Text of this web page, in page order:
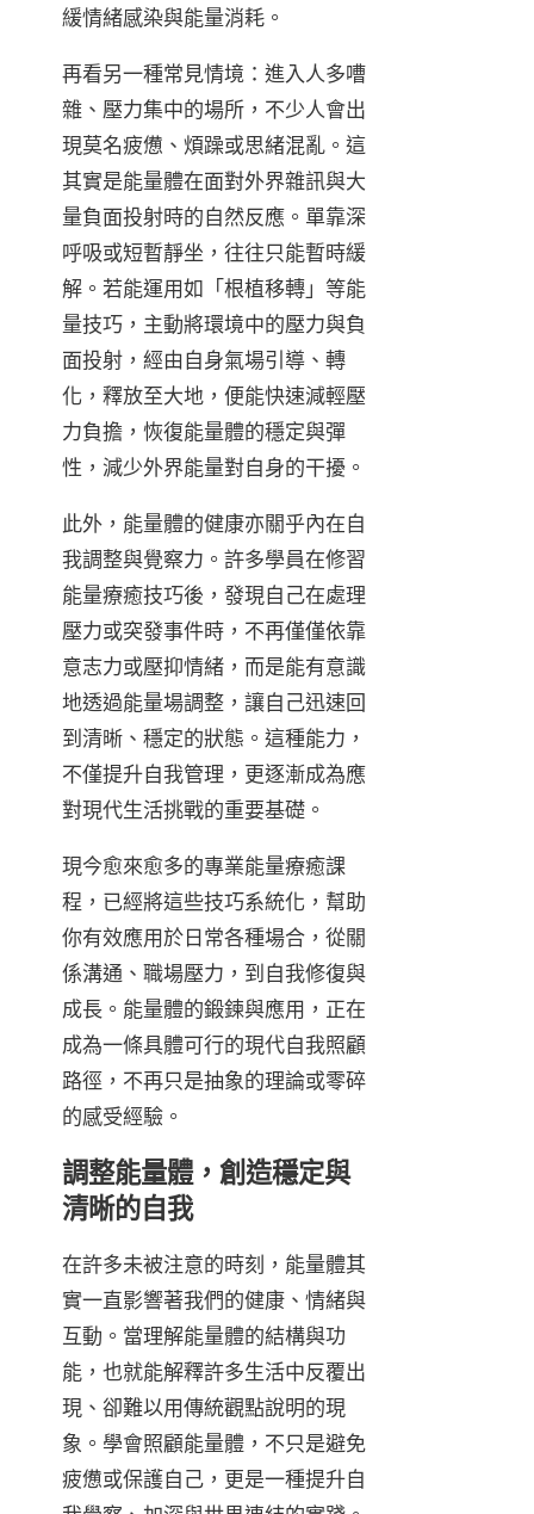
緩情緒感染與能量消耗。
再看另一種常見情境：進入人多嘈
雜、壓力集中的場所，不少人會出
現莫名疲憊、煩躁或思緒混亂。這
其實是能量體在面對外界雜訊與大
量負面投射時的自然反應。單靠深
呼吸或短暫靜坐，往往只能暫時緩
解。若能運用如「根植移轉」等能
量技巧，主動將環境中的壓力與負
面投射，經由自身氣場引導、轉
化，釋放至大地，便能快速減輕壓
力負擔，恢復能量體的穩定與彈
性，減少外界能量對自身的干擾。
此外，能量體的健康亦關乎內在自
我調整與覺察力。許多學員在修習
能量療癒技巧後，發現自己在處理
壓力或突發事件時，不再僅僅依靠
意志力或壓抑情緒，而是能有意識
地透過能量場調整，讓自己迅速回
到清晰、穩定的狀態。這種能力，
不僅提升自我管理，更逐漸成為應
對現代生活挑戰的重要基礎。
現今愈來愈多的專業能量療癒課
程，已經將這些技巧系統化，幫助
你有效應用於日常各種場合，從關
係溝通、職場壓力，到自我修復與
成長。能量體的鍛鍊與應用，正在
成為一條具體可行的現代自我照顧
路徑，不再只是抽象的理論或零碎
的感受經驗。
調整能量體，創造穩定與
清晰的自我
在許多未被注意的時刻，能量體其
實一直影響著我們的健康、情緒與
互動。當理解能量體的結構與功
能，也就能解釋許多生活中反覆出
現、卻難以用傳統觀點說明的現
象。學會照顧能量體，不只是避免
疲憊或保護自己，更是一種提升自